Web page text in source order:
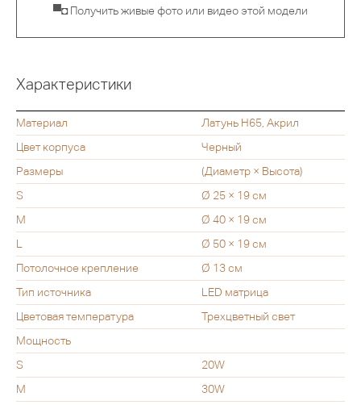
▀◘ Получить живые фото или видео этой модели
Характеристики
Материал
Латунь H65, Акрил
Цвет корпуса
Черный
Размеры
(Диаметр × Высота)
S
Ø 25 × 19 см
M
Ø 40 × 19 см
L
Ø 50 × 19 см
Потолочное крепление
Ø 13 см
Тип источника
LED матрица
Цветовая температура
Трехцветный свет
Мощность
S
20W
M
30W